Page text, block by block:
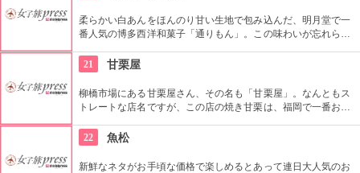
柔らかい白あんをほんのり甘い生地で包み込んだ、明月堂で一
番人気の博多西洋和菓子「通りもん」。この味わいが忘れられ
もバライティーに富んだ焼き菓子の数々は空港や駅でも購入で
きるので、思い出と一緒にお持ち帰りしては。
21 甘栗屋
柳橋市場にある甘栗屋さん、その名も「甘栗屋」。なんともス
トレートな店名ですが、この店の焼き甘栗は、福岡で一番おい
焼きたては切れ目を入れなくても、両横から指で押すと簡単に
鬼皮が割れます。渋皮も綺麗に取れるのは完熟栗ならではの特
徴。
22 魚松
新鮮なネタがお手頃な価格で楽しめるとあって連日大人気のお